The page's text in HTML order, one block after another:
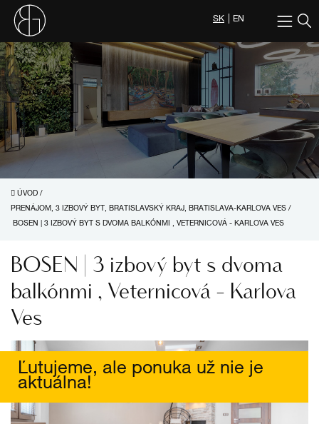
SK EN
ÚVOD /
PRENÁJOM, 3 IZBOVÝ BYT, BRATISLAVSKÝ KRAJ, BRATISLAVA-KARLOVA VES /
BOSEN | 3 IZBOVÝ BYT S DVOMA BALKÓNMI , VETERNICOVÁ - KARLOVA VES
BOSEN | 3 izbový byt s dvoma
balkónmi , Veternicová - Karlova
Ves
Ľutujeme, ale ponuka už nie je
aktuálna!